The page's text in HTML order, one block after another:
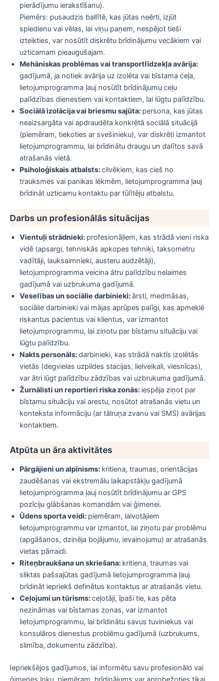
pierādījumu ierakstīšanu).
Piemērs: pusaudzis ballītē, kas jūtas neērti, izjūt
spiedienu vai vēlas, lai viņu paņem, nespējot tieši
izteikties, var nosūtīt diskrētu brīdinājumu vecākiem vai
uzticamam pieaugušajam.
Mehāniskas problēmas vai transportlīdzekļa avārija:
gadījumā, ja notiek avārija uz izolēta vai bīstama ceļa,
lietojumprogramma ļauj nosūtīt brīdinājumu ceļu
palīdzības dienestiem vai kontaktiem, lai lūgtu palīdzību.
Sociālā izolācija vai briesmu sajūta: persona, kas jūtas
neaizsargāta vai apdraudēta konkrētā sociālā situācijā
(piemēram, tiekoties ar svešinieku), var diskrēti izmantot
lietojumprogrammu, lai brīdinātu draugu un dalītos savā
atrašanās vietā.
Psiholoģiskais atbalsts:cilvēkiem, kas cieš no
trauksmes vai panikas lēkmēm, lietojumprogramma ļauj
brīdināt uzticamu kontaktu par tūlītēju atbalstu.
Darbs un profesionālās situācijas
Vientuļi strādnieki: profesionāļiem, kas strādā vieni riska
vidē (apsargi, tehniskās apkopes tehniķi, taksometru
vadītāji, lauksaimnieki, austeru audzētāji),
lietojumprogramma veicina ātru palīdzību nelaimes
gadījumā vai uzbrukuma gadījumā.
Veselības un sociālie darbinieki:ārsti, medmāsas,
sociālie darbinieki vai mājas aprūpes palīgi, kas apmeklē
riskantus pacientus vai klientus, var izmantot
lietojumprogrammu, lai ziņotu par bīstamu situāciju vai
lūgtu palīdzību.
Nakts personāls:darbinieki, kas strādā naktīs izolētās
vietās (degvielas uzpildes stacijas, lielveikali, viesnīcas),
var ātri lūgt palīdzību zādzības vai uzbrukuma gadījumā.
Žurnālisti un reportieri riska zonās: iespēja ziņot par
bīstamu situāciju vai arestu, nosūtot atrašanās vietu un
konteksta informāciju (ar tālruņa zvanu vai SMS) avārijas
kontaktiem.
Atpūta un āra aktivitātes
Pārgājieni un alpīnisms: kritiena, traumas, orientācijas
zaudēšanas vai ekstremālu laikapstākļu gadījumā
lietojumprogramma ļauj nosūtīt brīdinājumu ar GPS
pozīciju glābšanas komandām vai ģimenei.
Ūdens sporta veidi: piemēram, laivotājiem
lietojumprogrammu var izmantot, lai ziņotu par problēmu
(apgāšanos, dzinēja bojājumu, ievainojumu) ar atrašanās
vietas pārraidi.
Riteņbraukšana un skriešana: kritiena, traumas vai
sliktas pašsajūtas gadījumā lietojumprogramma ļauj
brīdināt iepriekš definētus kontaktus ar atrašanās vietu.
Ceļojumi un tūrisms:ceļotāji, īpaši tie, kas pēta
nezināmas vai bīstamas zonas, var izmantot
lietojumprogrammu, lai brīdinātu savus tuviniekus vai
konsulāros dienestus problēmu gadījumā (uzbrukums,
slimība, dokumentu zādzība).
Iepriekšējos gadījumos, lai informētu savu profesionālo vai